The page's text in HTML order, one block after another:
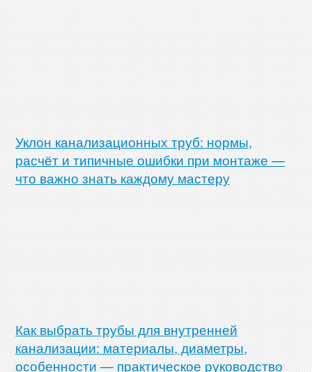
Уклон канализационных труб: нормы,
расчёт и типичные ошибки при монтаже —
что важно знать каждому мастеру
Как выбрать трубы для внутренней
канализации: материалы, диаметры,
особенности — практическое руководство